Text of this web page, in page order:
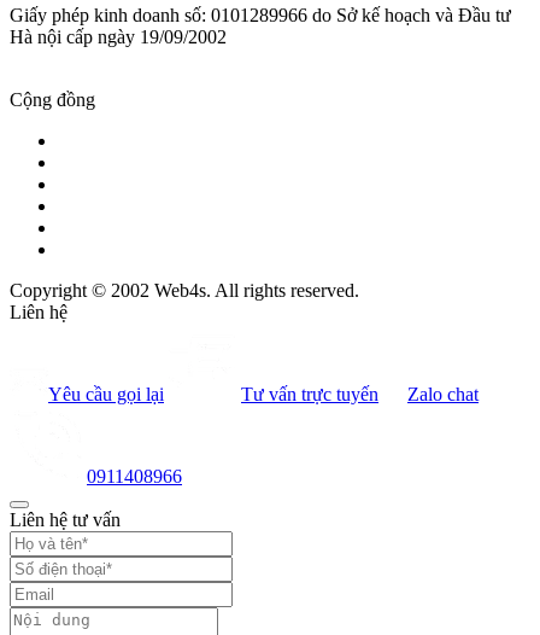
Giấy phép kinh doanh số: 0101289966 do Sở kế hoạch và Đầu tư
Hà nội cấp ngày 19/09/2002
Cộng đồng
Copyright © 2002 Web4s. All rights reserved.
Liên hệ
Yêu cầu gọi lại Tư vấn trực tuyến Zalo chat
0911408966
Liên hệ tư vấn